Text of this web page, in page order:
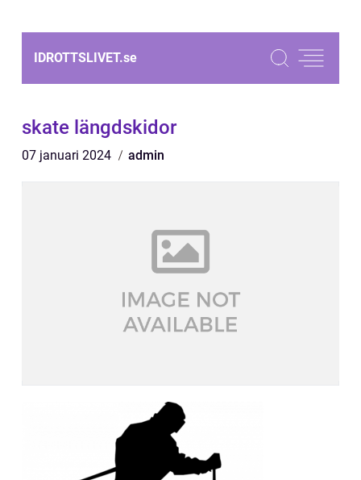
IDROTTSLIVET.se
skate längdskidor
07 januari 2024 admin